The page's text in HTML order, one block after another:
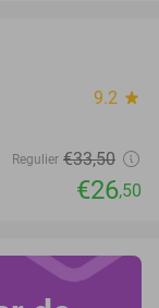
9.2 star
Regulier €33,50
€26,50